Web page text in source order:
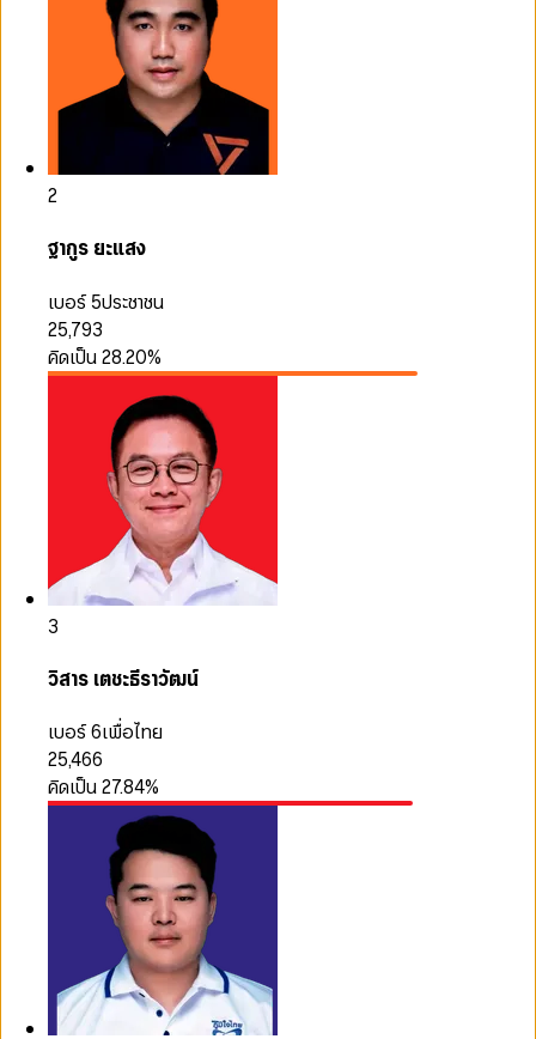
2
ฐากูร ยะแสง
เบอร์ 5ประชาชน
25,793
คิดเป็น28.20%
3
วิสาร เตชะธีราวัฒน์
เบอร์ 6เพื่อไทย
25,466
คิดเป็น27.84%